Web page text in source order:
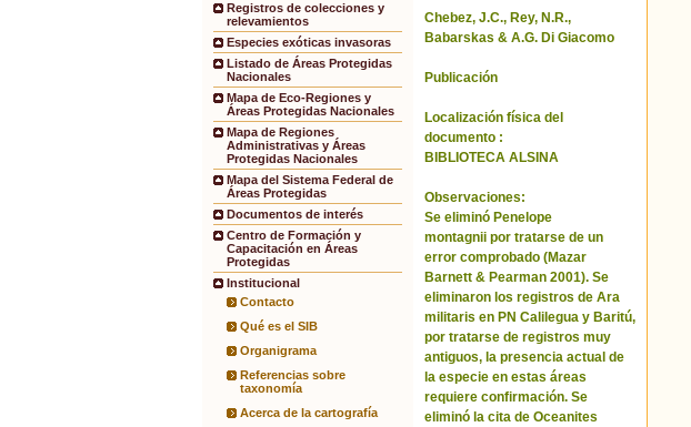
Registros de colecciones y
relevamientos
Especies exóticas invasoras
Listado de Áreas Protegidas
Nacionales
Mapa de Eco-Regiones y
Áreas Protegidas Nacionales
Mapa de Regiones
Administrativas y Áreas
Protegidas Nacionales
Mapa del Sistema Federal de
Áreas Protegidas
Documentos de interés
Centro de Formación y
Capacitación en Áreas
Protegidas
Institucional
Contacto
Qué es el SIB
Organigrama
Referencias sobre
taxonomía
Acerca de la cartografía
Chebez, J.C., Rey, N.R.,
Babarskas & A.G. Di Giacomo
Publicación
Localización física del
documento :
BIBLIOTECA ALSINA
Observaciones:
Se eliminó Penelope
montagnii por tratarse de un
error comprobado (Mazar
Barnett & Pearman 2001). Se
eliminaron los registros de Ara
militaris en PN Calilegua y Baritú,
por tratarse de registros muy
antiguos, la presencia actual de
la especie en estas áreas
requiere confirmación. Se
eliminó la cita de Oceanites